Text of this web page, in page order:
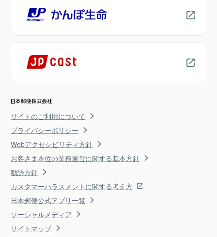
サイトのご利用について
プライバシーポリシー
Webアクセシビリティ方針
お客さま本位の業務運営に関する基本方針
勧誘方針
カスタマーハラスメントに関する考え方
日本郵便公式アプリ一覧
ソーシャルメディア
サイトマップ